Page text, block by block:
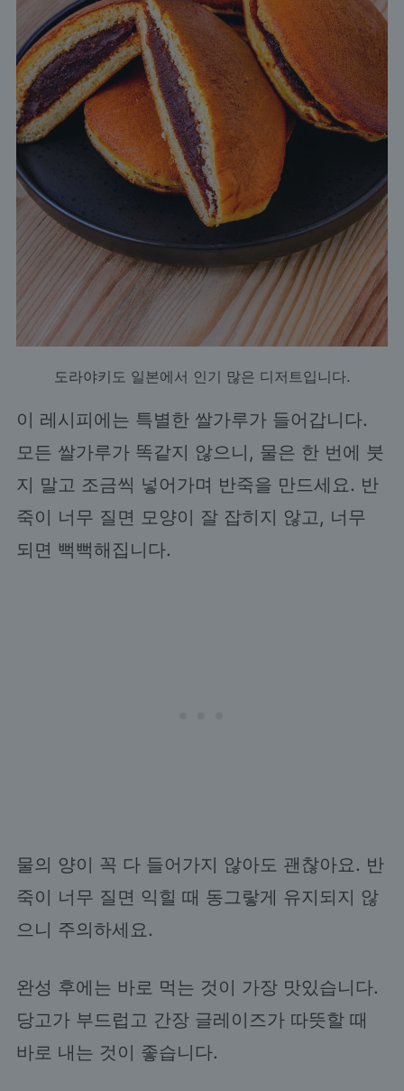
도라야키 도 일본에서 인기 많은 디저트입니다.
이 레시피에는 특별한 쌀가루가 들어갑니다.
모든 쌀가루가 똑같지 않으니, 물은 한 번에 붓
지 말고 조금씩 넣어가며 반죽을 만드세요. 반
죽이 너무 질면 모양이 잘 잡히지 않고, 너무
되면 뻑뻑해집니다.
물의 양이 꼭 다 들어가지 않아도 괜찮아요. 반
죽이 너무 질면 익힐 때 동그랗게 유지되지 않
으니 주의하세요.
완성 후에는 바로 먹는 것이 가장 맛있습니다.
당고가 부드럽고 간장 글레이즈가 따뜻할 때
바로 내는 것이 좋습니다.